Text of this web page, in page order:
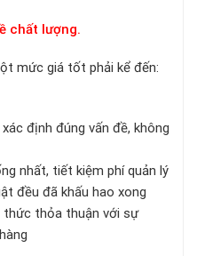
chất lượng.
mức giá tốt phải kể đến:
định đúng vấn đề, không
tiết kiệm phí quản lý
đã khấu hao xong
thỏa thuận với sự